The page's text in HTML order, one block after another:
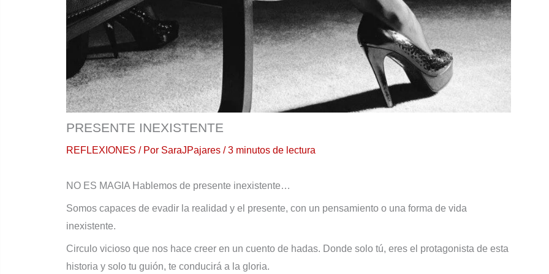
PRESENTE INEXISTENTE
REFLEXIONES / Por SaraJPajares /3 minutos de lectura
NO ES MAGIA Hablemos de presente inexistente…
Somos capaces de evadir la realidad y el presente, con un pensamiento o una forma de vida
inexistente.
Circulo vicioso que nos hace creer en un cuento de hadas. Donde solo tú, eres el protagonista de esta
historia y solo tu guión, te conducirá a la gloria.